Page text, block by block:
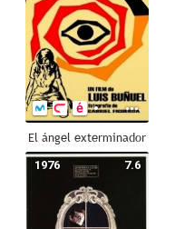
El ángel exterminador
7.6
1976